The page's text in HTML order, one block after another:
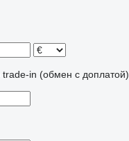
trade-in (обмен с доплатой)